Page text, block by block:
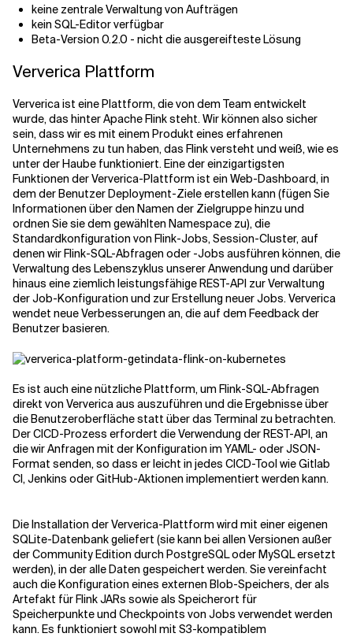
keine zentrale Verwaltung von Aufträgen
kein SQL-Editor verfügbar
Beta-Version 0.2.0 - nicht die ausgereifteste Lösung
Ververica Plattform
Ververica ist eine Plattform, die von dem Team entwickelt
wurde, das hinter Apache Flink steht. Wir können also sicher
sein, dass wir es mit einem Produkt eines erfahrenen
Unternehmens zu tun haben, das Flink versteht und weiß, wie es
unter der Haube funktioniert. Eine der einzigartigsten
Funktionen der Ververica-Plattform ist ein Web-Dashboard, in
dem der Benutzer Deployment-Ziele erstellen kann (fügen Sie
Informationen über den Namen der Zielgruppe hinzu und
ordnen Sie sie dem gewählten Namespace zu), die
Standardkonfiguration von Flink-Jobs, Session-Cluster, auf
denen wir Flink-SQL-Abfragen oder -Jobs ausführen können, die
Verwaltung des Lebenszyklus unserer Anwendung und darüber
hinaus eine ziemlich leistungsfähige REST-API zur Verwaltung
der Job-Konfiguration und zur Erstellung neuer Jobs. Ververica
wendet neue Verbesserungen an, die auf dem Feedback der
Benutzer basieren.
Es ist auch eine nützliche Plattform, um Flink-SQL-Abfragen
direkt von Ververica aus auszuführen und die Ergebnisse über
die Benutzeroberfläche statt über das Terminal zu betrachten.
Der CICD-Prozess erfordert die Verwendung der REST-API, an
die wir Anfragen mit der Konfiguration im YAML- oder JSON-
Format senden, so dass er leicht in jedes CICD-Tool wie Gitlab
CI, Jenkins oder GitHub-Aktionen implementiert werden kann.
Die Installation der Ververica-Plattform wird mit einer eigenen
SQLite-Datenbank geliefert (sie kann bei allen Versionen außer
der Community Edition durch PostgreSQL oder MySQL ersetzt
werden), in der alle Daten gespeichert werden. Sie vereinfacht
auch die Konfiguration eines externen Blob-Speichers, der als
Artefakt für Flink JARs sowie als Speicherort für
Speicherpunkte und Checkpoints von Jobs verwendet werden
kann. Es funktioniert sowohl mit S3-kompatiblem